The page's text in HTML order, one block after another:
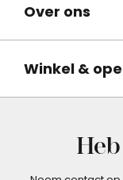
Over ons
Winkel &